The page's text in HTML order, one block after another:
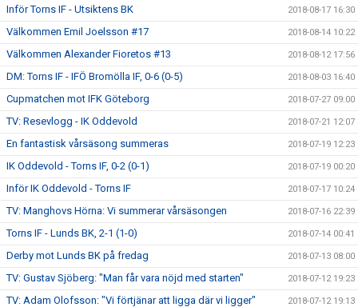
Inför Torns IF - Utsiktens BK 2018-08-17 16:30
Välkommen Emil Joelsson #17 2018-08-14 10:22
Välkommen Alexander Fioretos #13 2018-08-12 17:56
DM: Torns IF - IFÖ Bromölla IF, 0-6 (0-5) 2018-08-03 16:40
Cupmatchen mot IFK Göteborg 2018-07-27 09:00
TV: Resevlogg - IK Oddevold 2018-07-21 12:07
En fantastisk vårsäsong summeras 2018-07-19 12:23
IK Oddevold - Torns IF, 0-2 (0-1) 2018-07-19 00:20
Inför IK Oddevold - Torns IF 2018-07-17 10:24
TV: Manghovs Hörna: Vi summerar vårsäsongen 2018-07-16 22:39
Torns IF - Lunds BK, 2-1 (1-0) 2018-07-14 00:41
Derby mot Lunds BK på fredag 2018-07-13 08:00
TV: Gustav Sjöberg: "Man får vara nöjd med starten" 2018-07-12 19:23
TV: Adam Olofsson: "Vi förtjänar att ligga där vi ligger" 2018-07-12 19:13